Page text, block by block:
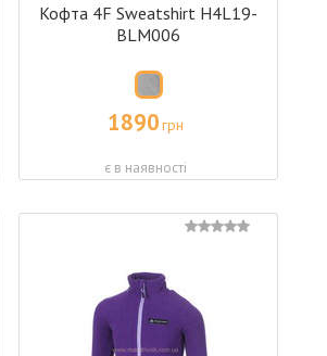
Кофта 4F Sweatshirt H4L19-
BLM006
1890грн
є в наявності